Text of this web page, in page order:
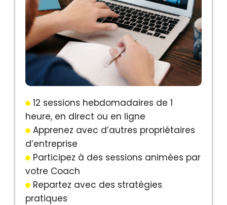
12 sessions hebdomadaires de 1
heure, en direct ou en ligne
Apprenez avec d’autres propriétaires
d’entreprise
Participez à des sessions animées par
votre Coach
Repartez avec des stratégies
pratiques